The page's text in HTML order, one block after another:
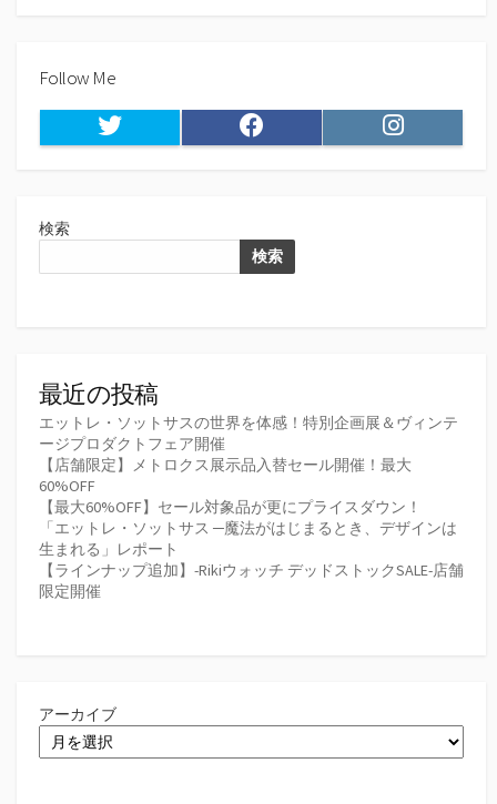
Follow Me
Twitter Facebook Instagram
検索
検索
最近の投稿
エットレ・ソットサスの世界を体感！特別企画展＆ヴィンテ
ージプロダクトフェア開催
【店舗限定】メトロクス展示品入替セール開催！最大
60%OFF
【最大60%OFF】セール対象品が更にプライスダウン！
「エットレ・ソットサス ─魔法がはじまるとき、デザインは
生まれる」レポート
【ラインナップ追加】-Rikiウォッチ デッドストックSALE-店舗
限定開催
アーカイブ